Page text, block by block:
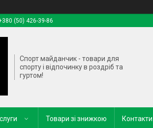
(50) 426-39-86
Спорт майданчик - товари для
спорту і відпочинку в роздріб та
гуртом!
Товари зі знижкою Контакти